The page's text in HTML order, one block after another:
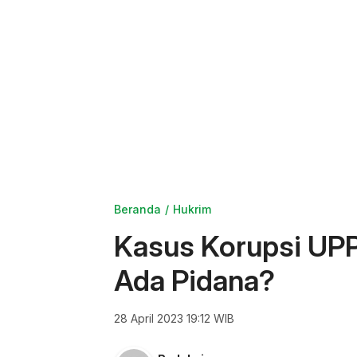
Beranda Hukrim
Kasus Korupsi
Ada Pidana?
28 April 2023 19:12 WIB